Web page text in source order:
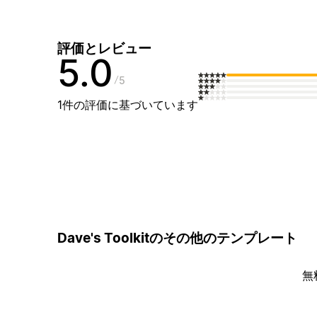
評価とレビュー
5.0 5
1件の評価に基づいています
Dave's Toolkitのその他のテンプレート
無